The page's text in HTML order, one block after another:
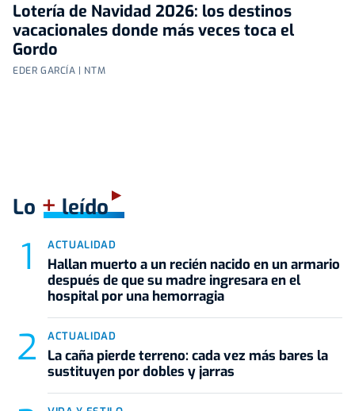
Lotería de Navidad 2026: los destinos
vacacionales donde más veces toca el
Gordo
EDER GARCÍA | NTM
Lo +leído
ACTUALIDAD
Hallan muerto a un recién nacido en un armario
después de que su madre ingresara en el
hospital por una hemorragia
ACTUALIDAD
La caña pierde terreno: cada vez más bares la
sustituyen por dobles y jarras